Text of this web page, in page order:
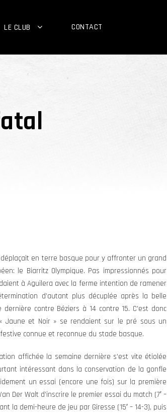
LE CLUB CONTACT
déplaçait en terre basque pour y affronter un grand
le Biarritz Olympique. Pas impressionnés pour
à Aguilera avec la ferme intention de ramener
d’autant plus décuplée après la belle
contre Béziers à 14 contre 15. C’est donc
Jaune et Noir » se rendaient sur le pré sous un
connue et reconnue du stade basque.
affichée la semaine dernière s’est vite étiolée
intéressant dans la conservation de la gonfle
un essai (encore une fois) sur la première
Der Walt d’inscrire le premier essai du match (7′ –
la demi-heure de jeu par Giresse (15′ – 14-3), puis